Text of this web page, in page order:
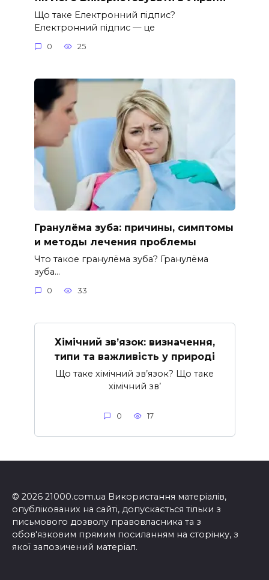
Що таке Електронний підпис?
Електронний підпис — це
0 25
Гранулёма зуба: причины, симптомы
и методы лечения проблемы
Что такое гранулёма зуба? Гранулёма
зуба…
0 33
Хімічний зв’язок: визначення,
типи та важливість у природі
Що таке хімічний зв’язок? Що таке
хімічний зв’
0 17
© 2026 21000.com.ua Використання матеріалів,
опублікованих на сайті, допускається тільки з
письмового дозволу правовласника та з
обов'язковим прямим посиланням на сторінку, з
якої запозичений матеріал.